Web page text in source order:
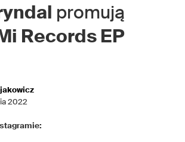
promują
Records EP
2022